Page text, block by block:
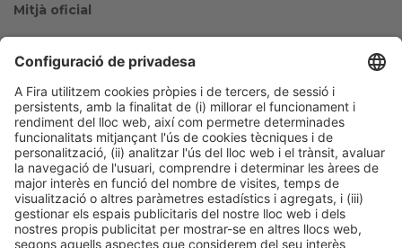
Mitjà oficial
Col·laboradors